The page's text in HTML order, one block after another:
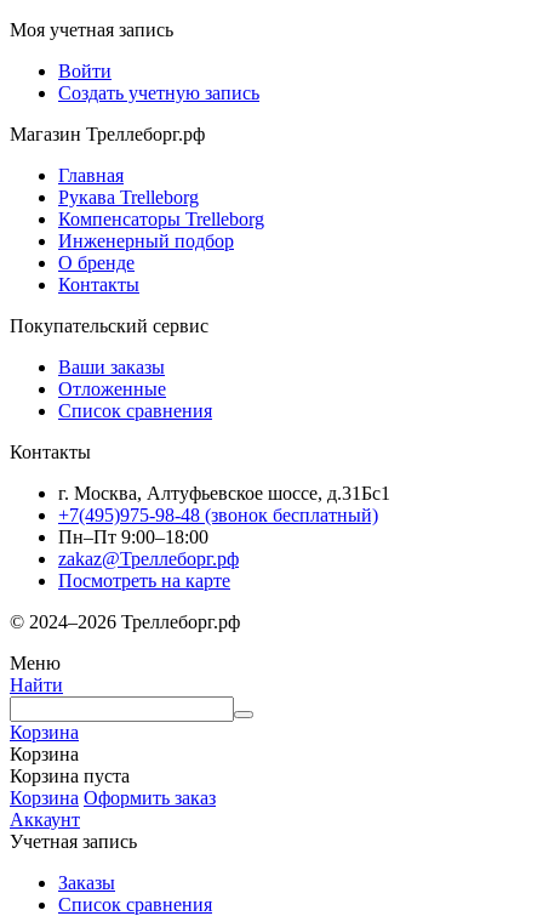
Моя учетная запись
Войти
Создать учетную запись
Магазин Треллеборг.рф
Главная
Рукава Trelleborg
Компенсаторы Trelleborg
Инженерный подбор
О бренде
Контакты
Покупательский сервис
Ваши заказы
Отложенные
Список сравнения
Контакты
г. Москва, Алтуфьевское шоссе, д.31Бс1
+7(495)975-98-48 (звонок бесплатный)
Пн–Пт 9:00–18:00
zakaz@Треллеборг.рф
Посмотреть на карте
© 2024–2026 Треллеборг.рф
Меню
Найти
Корзина
Корзина
Корзина пуста
Корзина Оформить заказ
Аккаунт
Учетная запись
Заказы
Список сравнения